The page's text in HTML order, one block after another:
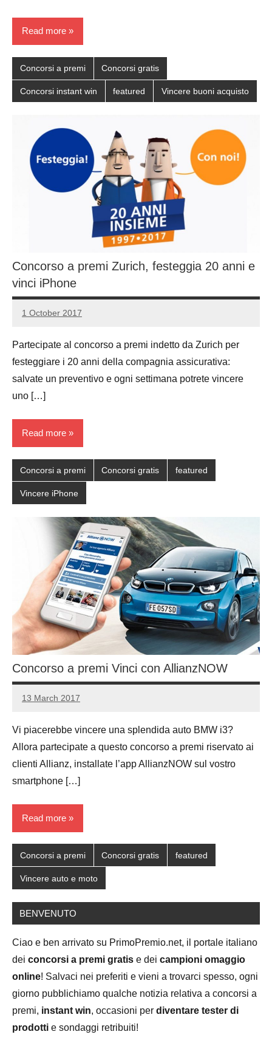
Read more
Concorsi a premi Concorsi gratis
Concorsi instant win featured Vincere buoni acquisto
Concorso a premi Zurich, festeggia 20 anni e
vinci iPhone
1 October 2017
Luca
1
Partecipate al concorso a premi indetto da Zurich per
festeggiare i 20 anni della compagnia assicurativa:
salvate un preventivo e ogni settimana potrete vincere
uno […]
Read more
Concorsi a premi Concorsi gratis featured
Vincere iPhone
Concorso a premi Vinci con AllianzNOW
13 March 2017
Luca
1
Vi piacerebbe vincere una splendida auto BMW i3?
Allora partecipate a questo concorso a premi riservato ai
clienti Allianz, installate l’app AllianzNOW sul vostro
smartphone […]
Read more
Concorsi a premi Concorsi gratis featured
Vincere auto e moto
BENVENUTO
Ciao e ben arrivato su PrimoPremio.net, il portale italiano
dei concorsi a premi gratis e dei campioni omaggio
online! Salvaci nei preferiti e vieni a trovarci spesso, ogni
giorno pubblichiamo qualche notizia relativa a concorsi a
premi, instant win, occasioni per diventare tester di
prodotti e sondaggi retribuiti!